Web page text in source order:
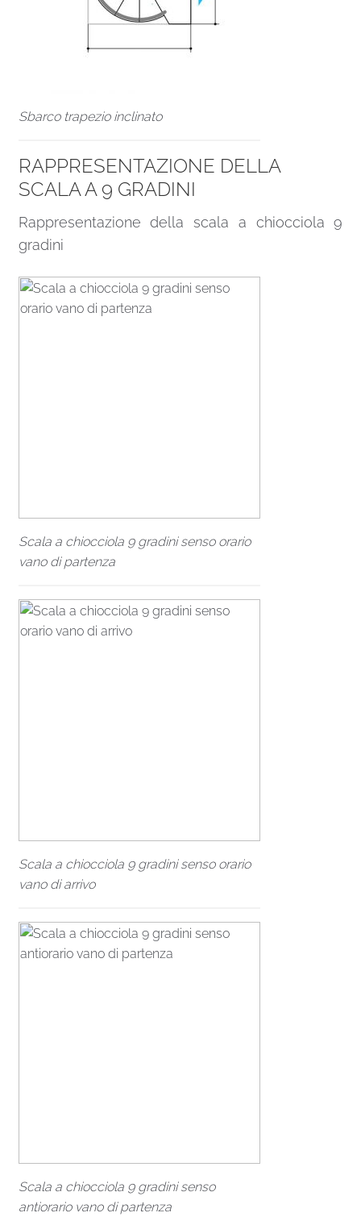
Sbarco trapezio inclinato
RAPPRESENTAZIONE DELLA
SCALA A 9 GRADINI
Rappresentazione della scala a chiocciola 9
gradini
Scala a chiocciola 9 gradini senso orario
vano di partenza
Scala a chiocciola 9 gradini senso orario
vano di arrivo
Scala a chiocciola 9 gradini senso
antiorario vano di partenza